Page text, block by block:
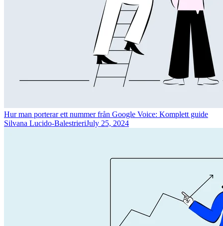
Hur man porterar ett nummer från Google Voice: Komplett guide
Silvana Lucido-BalestrieriJuly 25, 2024